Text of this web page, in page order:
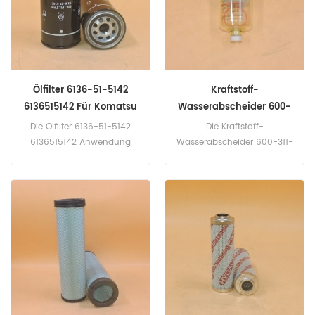
(nicht spezifiziert eng).
Alpha 2 U30-3 (D1503M
eng). Alpha U17-3 (D902
eng).
Ölfilter 6136-51-5142
6136515142 Für Komatsu
Die Ölfilter 6136-51-5142
6136515142 Anwendung
eng). D39EX-22; D39PX-22
(SAA4D107E-1 eng). D41E-
6C; D41P-6C (SA12102E-2A
eng). D51EX-22; D51PX-22
(SAA6D107E-1 eng). D61EX-
15EO(SAA6D107E-1 eng).
Kraftstoff-
Wasserabscheider 600-
311-9731 6003119731 Für
Komatsu
Die Kraftstoff-
Wasserabscheider 600-311-